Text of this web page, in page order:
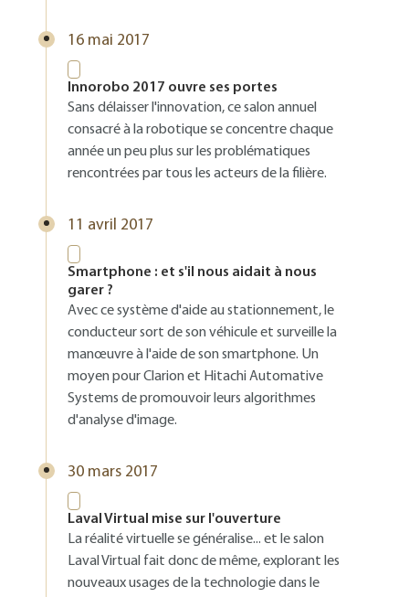
16 mai 2017
Innorobo 2017 ouvre ses portes
Sans délaisser l'innovation, ce salon annuel
consacré à la robotique se concentre chaque
année un peu plus sur les problématiques
rencontrées par tous les acteurs de la filière.
11 avril 2017
Smartphone : et s'il nous aidait à nous
garer ?
Avec ce système d'aide au stationnement, le
conducteur sort de son véhicule et surveille la
manœuvre à l'aide de son smartphone. Un
moyen pour Clarion et Hitachi Automative
Systems de promouvoir leurs algorithmes
d'analyse d'image.
30 mars 2017
Laval Virtual mise sur l'ouverture
La réalité virtuelle se généralise... et le salon
Laval Virtual fait donc de même, explorant les
nouveaux usages de la technologie dans le